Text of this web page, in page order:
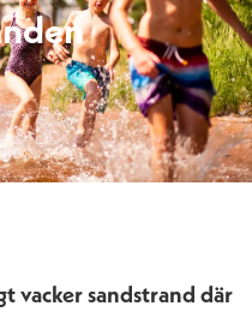
vacker sandstrand där